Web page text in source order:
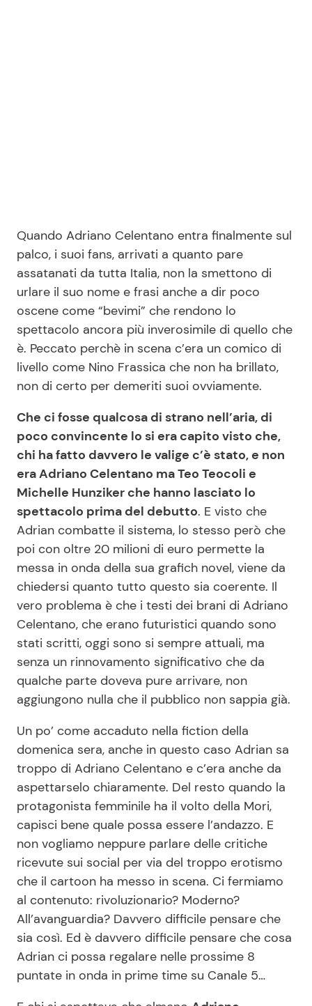
Quando Adriano Celentano entra finalmente sul
palco, i suoi fans, arrivati a quanto pare
assatanati da tutta Italia, non la smettono di
urlare il suo nome e frasi anche a dir poco
oscene come “bevimi” che rendono lo
spettacolo ancora più inverosimile di quello che
è. Peccato perchè in scena c’era un comico di
livello come Nino Frassica che non ha brillato,
non di certo per demeriti suoi ovviamente.
Che ci fosse qualcosa di strano nell’aria, di
poco convincente lo si era capito visto che,
chi ha fatto davvero le valige c’è stato, e non
era Adriano Celentano ma Teo Teocoli e
Michelle Hunziker che hanno lasciato lo
spettacolo prima del debutto. E visto che
Adrian combatte il sistema, lo stesso però che
poi con oltre 20 milioni di euro permette la
messa in onda della sua grafich novel, viene da
chiedersi quanto tutto questo sia coerente. Il
vero problema è che i testi dei brani di Adriano
Celentano, che erano futuristici quando sono
stati scritti, oggi sono si sempre attuali, ma
senza un rinnovamento significativo che da
qualche parte doveva pure arrivare, non
aggiungono nulla che il pubblico non sappia già.
Un po’ come accaduto nella fiction della
domenica sera, anche in questo caso Adrian sa
troppo di Adriano Celentano e c’era anche da
aspettarselo chiaramente. Del resto quando la
protagonista femminile ha il volto della Mori,
capisci bene quale possa essere l’andazzo. E
non vogliamo neppure parlare delle critiche
ricevute sui social per via del troppo erotismo
che il cartoon ha messo in scena. Ci fermiamo
al contenuto: rivoluzionario? Moderno?
All’avanguardia? Davvero difficile pensare che
sia così. Ed è davvero difficile pensare che cosa
Adrian ci possa regalare nelle prossime 8
puntate in onda in prime time su Canale 5…